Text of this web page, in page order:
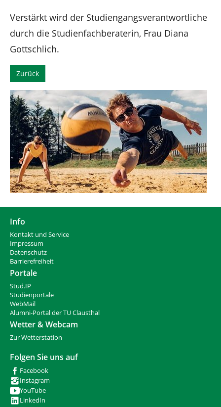
Verstärkt wird der Studiengangsverantwortliche
durch die Studienfachberaterin, Frau Diana
Gottschlich.
Zurück
Info
Kontakt und Service
Impressum
Datenschutz
Barrierefreiheit
Portale
Stud.IP
Studienportale
WebMail
Alumni-Portal der TU Clausthal
Wetter & Webcam
Zur Wetterstation
Folgen Sie uns auf
Facebook
Instagram
YouTube
LinkedIn